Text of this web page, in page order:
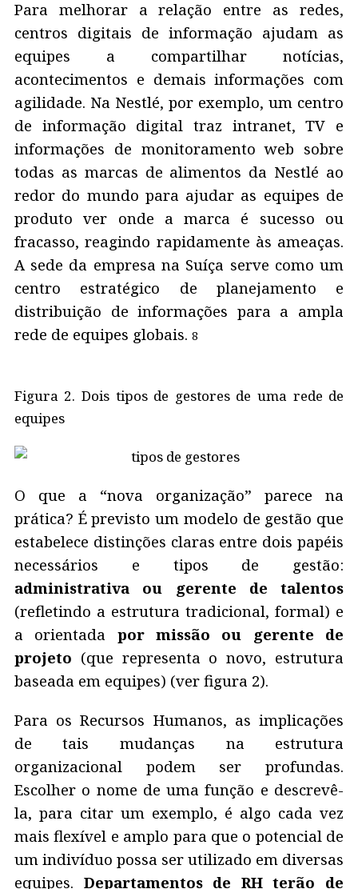
Para melhorar a relação entre as redes,
centros digitais de informação ajudam as
equipes a compartilhar notícias,
acontecimentos e demais informações com
agilidade. Na Nestlé, por exemplo, um centro
de informação digital traz intranet, TV e
informações de monitoramento web sobre
todas as marcas de alimentos da Nestlé ao
redor do mundo para ajudar as equipes de
produto ver onde a marca é sucesso ou
fracasso, reagindo rapidamente às ameaças.
A sede da empresa na Suíça serve como um
centro estratégico de planejamento e
distribuição de informações para a ampla
rede de equipes globais. 8
Figura 2. Dois tipos de gestores de uma rede de
equipes
O que a “nova organização” parece na
prática? É previsto um modelo de gestão que
estabelece distinções claras entre dois papéis
necessários e tipos de gestão:
administrativa ou gerente de talentos
(refletindo a estrutura tradicional, formal) e
a orientada por missão ou gerente de
projeto (que representa o novo, estrutura
baseada em equipes) (ver figura 2).
Para os Recursos Humanos, as implicações
de tais mudanças na estrutura
organizacional podem ser profundas.
Escolher o nome de uma função e descrevê-
la, para citar um exemplo, é algo cada vez
mais flexível e amplo para que o potencial de
um indivíduo possa ser utilizado em diversas
equipes. Departamentos de RH terão de